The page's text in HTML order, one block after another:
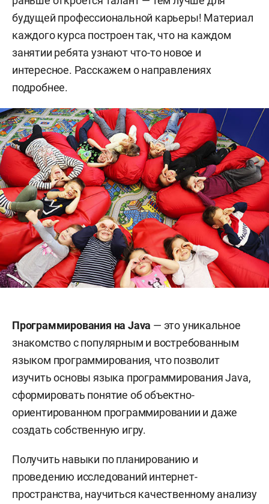
будущей профессиональной карьеры! Материал
каждого курса построен так, что на каждом
занятии ребята узнают что-то новое и
интересное. Расскажем о направлениях
подробнее.
Программирования на Java — это уникальное
знакомство с популярным и востребованным
языком программирования, что позволит
изучить основы языка программирования Java,
сформировать понятие об объектно-
ориентированном программировании и даже
создать собственную игру.
Получить навыки по планированию и
проведению исследований интернет-
пространства, научиться качественному анализу